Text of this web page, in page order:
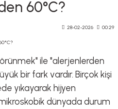
60°C?
28-02-2026 00:29
ile "alerjenlerden
bir fark vardır. Birçok kişi
yıkayarak hijyen
dünyada durum